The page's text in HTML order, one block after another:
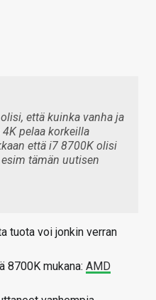
että kuinka vanha ja
pelaa korkeilla
että i7 8700K olisi
tämän uutisen
tuota voi jonkin verran
8700K mukana: AMD